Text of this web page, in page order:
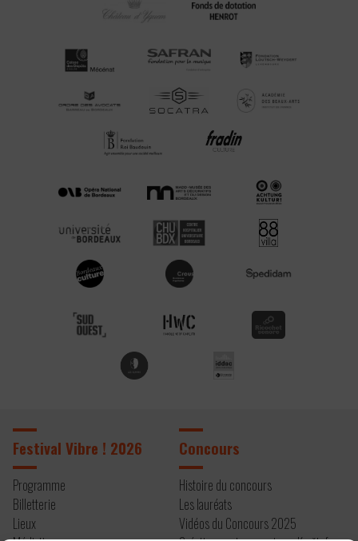
Festival Vibre ! 2026
Programme
Billetterie
Lieux
Concours
Histoire du concours
Les lauréats
Vidéos du Concours 2025